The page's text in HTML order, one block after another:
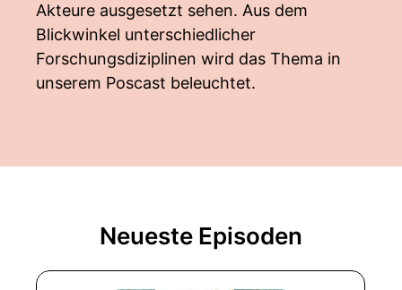
Akteure ausgesetzt sehen. Aus dem
Blickwinkel unterschiedlicher
Forschungsdiziplinen wird das Thema in
unserem Poscast beleuchtet.
Neueste Episoden